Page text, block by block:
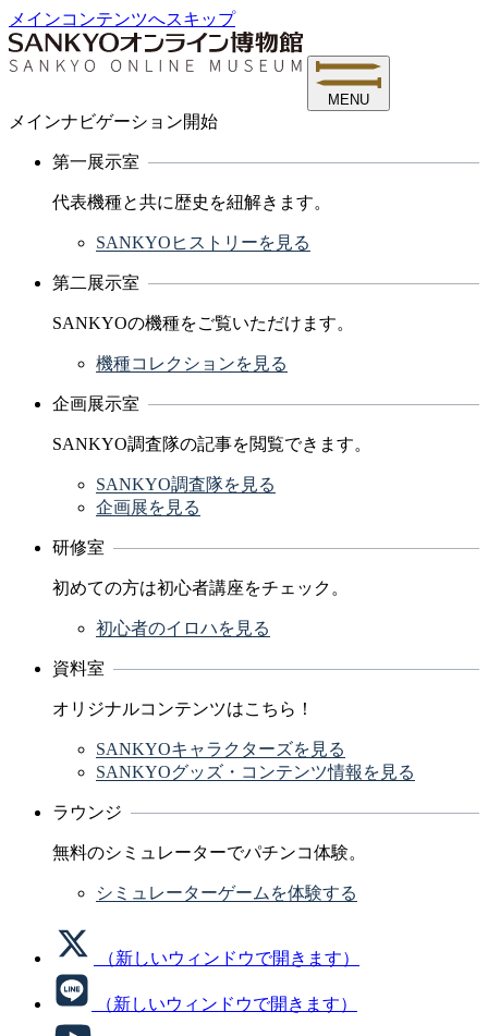
メインコンテンツへスキップ
MENU
メインナビゲーション開始
第一展示室
代表機種と共に歴史を紐解きます。
SANKYOヒストリーを見る
第二展示室
SANKYOの機種をご覧いただけます。
機種コレクションを見る
企画展示室
SANKYO調査隊の記事を閲覧できます。
SANKYO調査隊を見る
企画展を見る
研修室
初めての方は初心者講座をチェック。
初心者のイロハを見る
資料室
オリジナルコンテンツはこちら！
SANKYOキャラクターズを見る
SANKYOグッズ・コンテンツ情報を見る
ラウンジ
無料のシミュレーターでパチンコ体験。
シミュレーターゲームを体験する
（新しいウィンドウで開きます）
（新しいウィンドウで開きます）